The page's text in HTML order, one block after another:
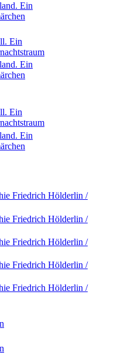
Ein
Ein
Ein
Ein
Ein
Friedrich Hölderlin /
Friedrich Hölderlin /
Friedrich Hölderlin /
Friedrich Hölderlin /
Friedrich Hölderlin /